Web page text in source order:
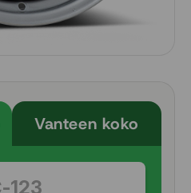
Vanteen koko